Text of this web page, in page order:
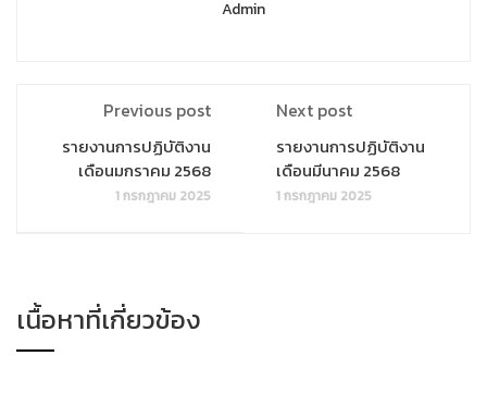
Admin
Previous post
รายงานการปฏิบัติงาน
เดือนมกราคม 2568
1 กรกฎาคม 2025
Next post
รายงานการปฏิบัติงาน
เดือนมีนาคม 2568
1 กรกฎาคม 2025
เนื้อหาที่เกี่ยวข้อง